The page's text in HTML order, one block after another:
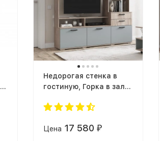
Недорогая стенка в
гостиную, Горка в зал
сумеречный голубой /
серый
Цена 17 580 ₽